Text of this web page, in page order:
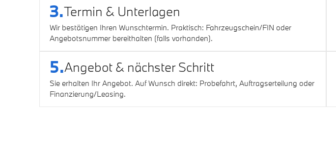
3.Termin & Unterlagen
Wir bestätigen Ihren Wunschtermin. Praktisch: Fahrzeugschein/FIN oder
Angebotsnummer bereithalten (falls vorhanden).
5.Angebot & nächster Schritt
Sie erhalten Ihr Angebot. Auf Wunsch direkt: Probefahrt, Auftragserteilung oder
Finanzierung/Leasing.